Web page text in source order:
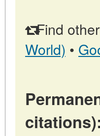
Find
World) •
citations):